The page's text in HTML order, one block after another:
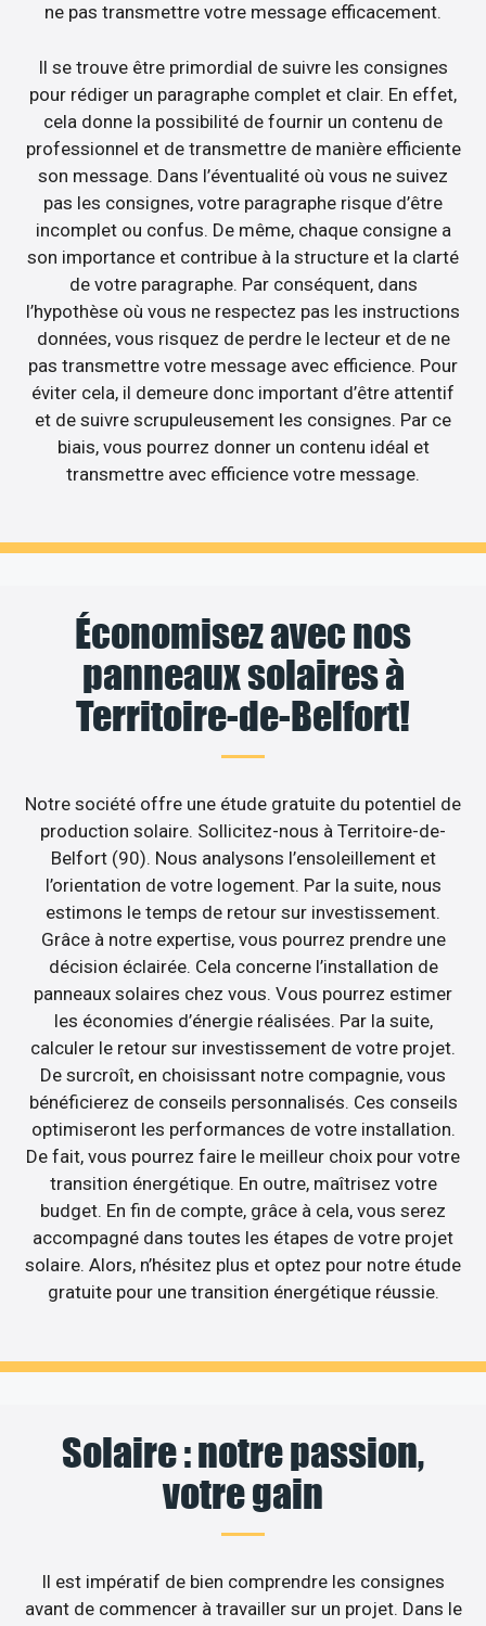
ne pas transmettre votre message efficacement.
Il se trouve être primordial de suivre les consignes
pour rédiger un paragraphe complet et clair. En effet,
cela donne la possibilité de fournir un contenu de
professionnel et de transmettre de manière efficiente
son message. Dans l’éventualité où vous ne suivez
pas les consignes, votre paragraphe risque d’être
incomplet ou confus. De même, chaque consigne a
son importance et contribue à la structure et la clarté
de votre paragraphe. Par conséquent, dans
l’hypothèse où vous ne respectez pas les instructions
données, vous risquez de perdre le lecteur et de ne
pas transmettre votre message avec efficience. Pour
éviter cela, il demeure donc important d’être attentif
et de suivre scrupuleusement les consignes. Par ce
biais, vous pourrez donner un contenu idéal et
transmettre avec efficience votre message.
Économisez avec nos
panneaux solaires à
Territoire-de-Belfort!
Notre société offre une étude gratuite du potentiel de
production solaire. Sollicitez-nous à Territoire-de-
Belfort (90). Nous analysons l’ensoleillement et
l’orientation de votre logement. Par la suite, nous
estimons le temps de retour sur investissement.
Grâce à notre expertise, vous pourrez prendre une
décision éclairée. Cela concerne l’installation de
panneaux solaires chez vous. Vous pourrez estimer
les économies d’énergie réalisées. Par la suite,
calculer le retour sur investissement de votre projet.
De surcroît, en choisissant notre compagnie, vous
bénéficierez de conseils personnalisés. Ces conseils
optimiseront les performances de votre installation.
De fait, vous pourrez faire le meilleur choix pour votre
transition énergétique. En outre, maîtrisez votre
budget. En fin de compte, grâce à cela, vous serez
accompagné dans toutes les étapes de votre projet
solaire. Alors, n’hésitez plus et optez pour notre étude
gratuite pour une transition énergétique réussie.
Solaire : notre passion,
votre gain
Il est impératif de bien comprendre les consignes
avant de commencer à travailler sur un projet. Dans le